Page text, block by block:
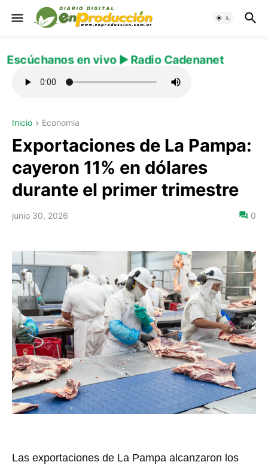
Escúchanos en vivo ▶️ Radio Cadenanet
Inicio Economia
Exportaciones de La Pampa:
cayeron 11% en dólares
durante el primer trimestre
junio 30, 2026 0
Las exportaciones de La Pampa alcanzaron los